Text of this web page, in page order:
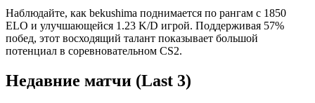
Наблюдайте, как bekushima поднимается по рангам с 1850
ELO и улучшающейся 1.23 K/D игрой. Поддерживая 57%
побед, этот восходящий талант показывает большой
потенциал в соревновательном CS2.
Недавние матчи (Last 3)